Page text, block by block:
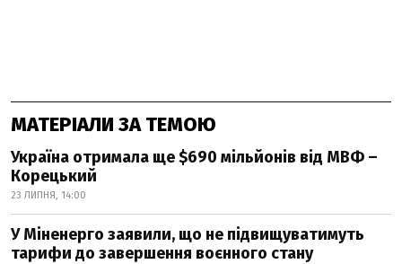
МАТЕРІАЛИ ЗА ТЕМОЮ
Україна отримала ще $690 мільйонів від МВФ –
Корецький
23 ЛИПНЯ, 14:00
У Міненерго заявили, що не підвищуватимуть
тарифи до завершення воєнного стану